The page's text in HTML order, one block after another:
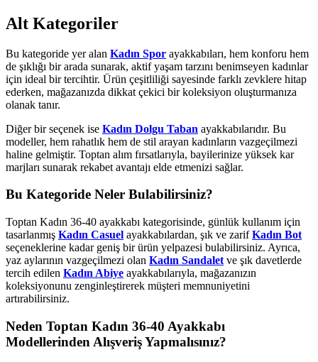
Alt Kategoriler
Bu kategoride yer alan Kadın Spor ayakkabıları, hem konforu hem
de şıklığı bir arada sunarak, aktif yaşam tarzını benimseyen kadınlar
için ideal bir tercihtir. Ürün çeşitliliği sayesinde farklı zevklere hitap
ederken, mağazanızda dikkat çekici bir koleksiyon oluşturmanıza
olanak tanır.
Diğer bir seçenek ise Kadın Dolgu Taban ayakkabılarıdır. Bu
modeller, hem rahatlık hem de stil arayan kadınların vazgeçilmezi
haline gelmiştir. Toptan alım fırsatlarıyla, bayilerinize yüksek kar
marjları sunarak rekabet avantajı elde etmenizi sağlar.
Bu Kategoride Neler Bulabilirsiniz?
Toptan Kadın 36-40 ayakkabı kategorisinde, günlük kullanım için
tasarlanmış Kadın Casuel ayakkabılardan, şık ve zarifKadın Bot
seçeneklerine kadar geniş bir ürün yelpazesi bulabilirsiniz. Ayrıca,
yaz aylarının vazgeçilmezi olan Kadın Sandalet ve şık davetlerde
tercih edilen Kadın Abiye ayakkabılarıyla, mağazanızın
koleksiyonunu zenginleştirerek müşteri memnuniyetini
artırabilirsiniz.
Neden Toptan Kadın 36-40 Ayakkabı
Modellerinden Alışveriş Yapmalısınız?